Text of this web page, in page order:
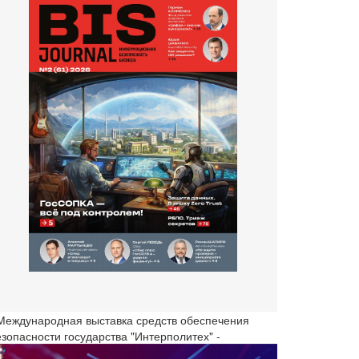
выставка средств обеспечения
государства "Интерполитех" -